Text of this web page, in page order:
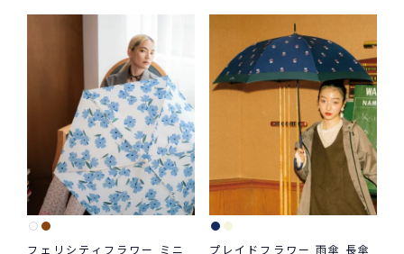
フェリシティフラワー ミニ プレイドフラワー 雨傘 長傘